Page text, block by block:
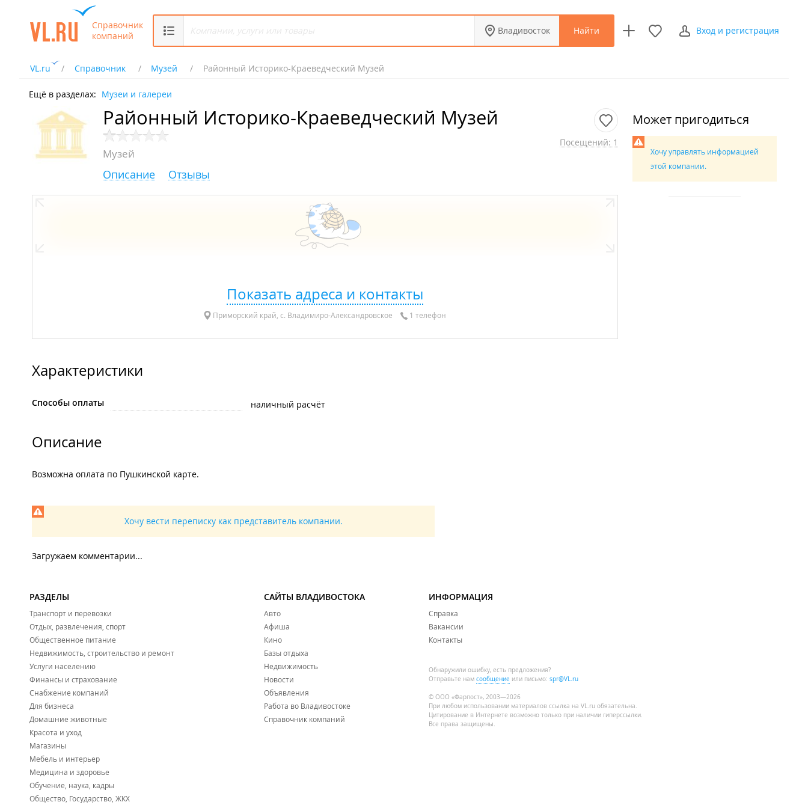
Справочник
компаний
Владивосток Найти Вход и регистрация
VL.ru Справочник Музей Районный Историко-Краеведческий Музей
Ещё в разделах: Музеи и галереи
Районный Историко-Краеведческий Музей
Музей
Посещений: 1
Описание Отзывы
Показать адреса и контакты
Приморский край, с. Владимиро-Александровское 1 телефон
Характеристики
Способы оплаты наличный расчёт
Описание
Возможна оплата по Пушкинской карте.
Хочу вести переписку как представитель компании.
Загружаем комментарии...
Может пригодиться
Хочу управлять информацией
этой компании.
РАЗДЕЛЫ
Транспорт и перевозки
Отдых, развлечения, спорт
Общественное питание
Недвижимость, строительство и ремонт
Услуги населению
Финансы и страхование
Снабжение компаний
Для бизнеса
Домашние животные
Красота и уход
Магазины
Мебель и интерьер
Медицина и здоровье
Обучение, наука, кадры
Общество, Государство, ЖКХ
САЙТЫ ВЛАДИВОСТОКА
Авто
Афиша
Кино
Базы отдыха
Недвижимость
Новости
Объявления
Работа во Владивостоке
Справочник компаний
ИНФОРМАЦИЯ
Справка
Вакансии
Контакты
Обнаружили ошибку, есть предложения?
Отправьте нам сообщение или письмо: spr@VL.ru
© ООО «Фарпост», 2003—2026
При любом использовании материалов ссылка на VL.ru обязательна.
Цитирование в Интернете возможно только при наличии гиперссылки.
Все права защищены.